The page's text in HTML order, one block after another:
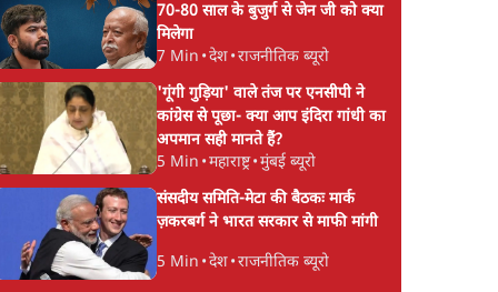
70-80 साल के बुजुर्ग से जेन जी को क्या
मिलेगा
7 Min •देश•राजनीतिक ब्यूरो
'गूंगी गुड़िया' वाले तंज पर एनसीपी ने
कांग्रेस से पूछा- क्या आप इंदिरा गांधी का
अपमान सही मानते हैं?
5 Min •महाराष्ट्र•मुंबई ब्यूरो
संसदीय समिति-मेटा की बैठकः मार्क
ज़करबर्ग ने भारत सरकार से माफी मांगी
5 Min •देश•राजनीतिक ब्यूरो